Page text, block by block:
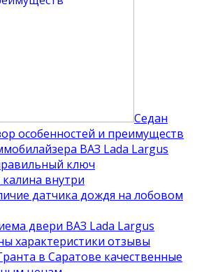
Седан
особенностей и преимуществ
ВАЗ Lada Largus
ключ
внутри
датчика дождя на лобовом
двери ВАЗ Lada Largus
характеристики отзывы
в Саратове качественные